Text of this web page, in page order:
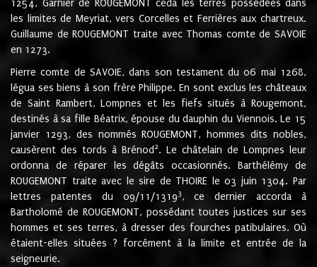
1254, Garnier de ROUGEMONT céda les terres possédées dans
les limites de Meyriat, vers Corcelles et Ferrières aux chartreux.
Guillaume de ROUGEMONT traite avec Thomas comte de SAVOIE
en 1273.
Pierre comte de SAVOIE, dans son testament du 06 mai 1268,
légua ses biens à son frère Philippe. En sont exclus les châteaux
de Saint Rambert, Lompnes et les fiefs situés à Rougemont,
destinés à sa fille Béatrix, épouse du dauphin du Viennois. Le 15
janvier 1293, des nommés ROUGEMONT, hommes dits nobles,
causèrent des tords à Brénod 2. Le châtelain de Lompnes leur
ordonna de réparer les dégâts occasionnés. Barthélémy de
ROUGEMONT traite avec le sire de THOIRE le 03 juin 1304. Par
lettres patentes du 09/11/13193, ce dernier accorda à
Bartholomé de ROUGEMONT, possédant toutes justices sur ses
hommes et ses terres, à dresser des fourches patibulaires. Où
étaient-elles situées ? forcément à la limite et entrée de la
seigneurie.